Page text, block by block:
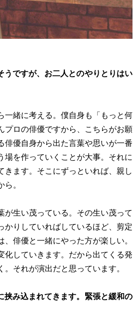
ですが、お二人とのやりとりはい
一緒に考える。僕自身も「もっと何
プロの俳優ですから、こちらがお願
俳優自身から出た言葉や思いが一番
場を作っていくことが大事。それに
ます。そこにずっといれば、親し
。
が生い茂っている。その生い茂って
かりしていればしているほど、剪定
俳優と一緒にやった方が楽しい。
化していきます。だから出てくる発
それが演出だと思っています。
み込まれてきます。緊張と緩和の